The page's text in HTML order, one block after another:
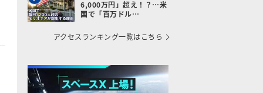
6,000万円」超え！？…米
国で「百万ドル…
アクセスランキング一覧はこちら